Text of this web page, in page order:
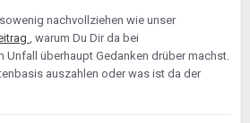
nachvollziehen wie unser
, warum Du Dir da bei
Unfall überhaupt Gedanken drüber machst.
auszahlen oder was ist da der